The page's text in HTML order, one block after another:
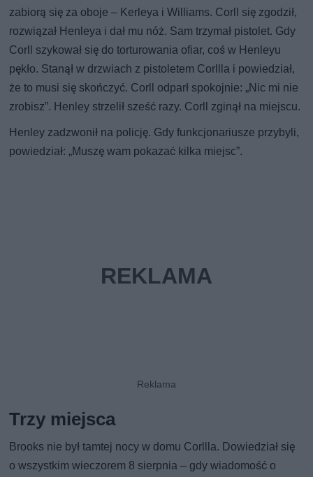
zabiorą się za oboje – Kerleya i Williams. Corll się zgodził,
rozwiązał Henleya i dał mu nóż. Sam trzymał pistolet. Gdy
Corll szykował się do torturowania ofiar, coś w Henleyu
pękło. Stanął w drzwiach z pistoletem Corllla i powiedział,
że to musi się skończyć. Corll odparł spokojnie: „Nic mi nie
zrobisz”. Henley strzelił sześć razy. Corll zginął na miejscu.
Henley zadzwonił na policję. Gdy funkcjonariusze przybyli,
powiedział: „Muszę wam pokazać kilka miejsc”.
Trzy miejsca
Brooks nie był tamtej nocy w domu Corllla. Dowiedział się
o wszystkim wieczorem 8 sierpnia – gdy wiadomość o